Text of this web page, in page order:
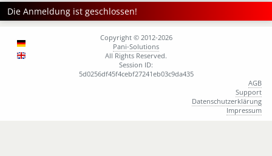
Die Anmeldung ist geschlossen!
Copyright © 2012-2026
Pani-Solutions
All Rights Reserved.
Session ID:
5d0256df45f4cebf27241eb03c9da435
AGB
Support
Datenschutzerklärung
Impressum